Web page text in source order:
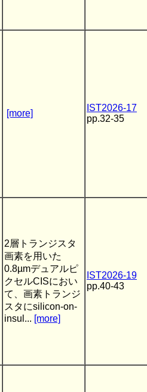
[more]
IST2026-17
pp.32-35
2層トランジスタ
画素を用いた
0.8µmデュアルピ
クセルCISにおい
て、画素トランジ
スタにsilicon-on-
insul... [more]
IST2026-19
pp.40-43